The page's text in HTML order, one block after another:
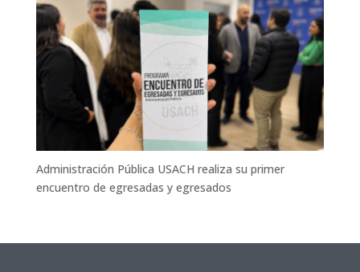
Administración Pública USACH realiza su primer
encuentro de egresadas y egresados